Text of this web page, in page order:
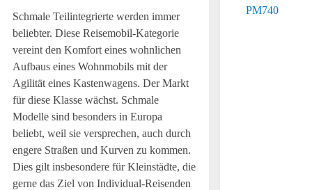
Schmale Teilintegrierte werden immer
beliebter. Diese Reisemobil-Kategorie
vereint den Komfort eines wohnlichen
Aufbaus eines Wohnmobils mit der
Agilität eines Kastenwagens. Der Markt
für diese Klasse wächst. Schmale
Modelle sind besonders in Europa
beliebt, weil sie versprechen, auch durch
engere Straßen und Kurven zu kommen.
Dies gilt insbesondere für Kleinstädte, die
gerne das Ziel von Individual-Reisenden